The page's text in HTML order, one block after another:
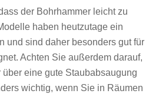
der Bohrhammer leicht zu
haben heutzutage ein
und sind daher besonders gut für
Achten Sie außerdem darauf,
eine gute Staubabsaugung
wichtig, wenn Sie in Räumen